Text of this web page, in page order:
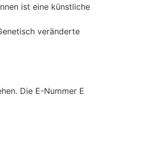
ist eine künstliche
veränderte
Die E-Nummer E